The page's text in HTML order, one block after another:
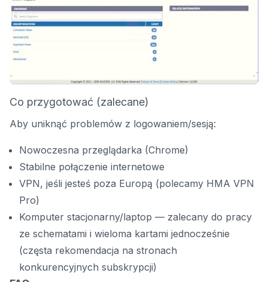
Co przygotować (zalecane)
Aby uniknąć problemów z logowaniem/sesją:
Nowoczesna przeglądarka (Chrome)
Stabilne połączenie internetowe
VPN, jeśli jesteś poza Europą (polecamy HMA VPN
Pro)
Komputer stacjonarny/laptop — zalecany do pracy
ze schematami i wieloma kartami jednocześnie
(częsta rekomendacja na stronach
konkurencyjnych subskrypcji)